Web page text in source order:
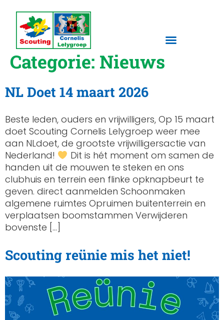
naar
de
inhoud
Categorie: Nieuws
NL Doet 14 maart 2026
Beste leden, ouders en vrijwilligers, Op 15 maart
doet Scouting Cornelis Lelygroep weer mee
aan NLdoet, de grootste vrijwilligersactie van
Nederland!
Dit is hét moment om samen de
handen uit de mouwen te steken en ons
clubhuis en terrein een flinke opknapbeurt te
geven. direct aanmelden Schoonmaken
algemene ruimtes Opruimen buitenterrein en
verplaatsen boomstammen Verwijderen
bovenste […]
Scouting reünie mis het niet!